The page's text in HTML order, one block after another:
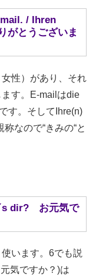
/ Ihren
とうございま
性）があり、それ
す。E-mailはdie
す。そしてIhre(n)
なので“きみの“と
dir? お元気で
います。6でも説
気ですか？)は